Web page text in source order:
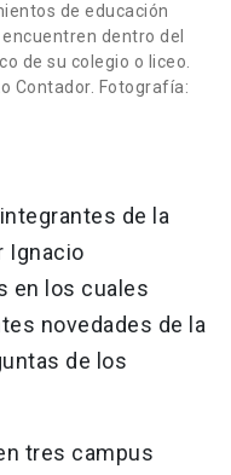
de educación
dentro del
de su colegio o liceo.
Contador. Fotografía:
de la
Ignacio
en los cuales
novedades de la
de los
tres campus